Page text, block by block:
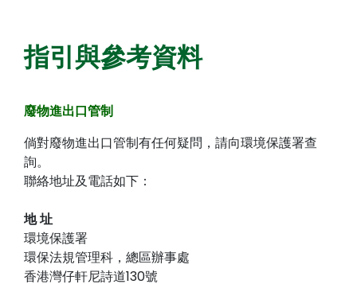
指引與參考資料
廢物進出口管制
倘對廢物進出口管制有任何疑問，請向環境保護署查
詢。
聯絡地址及電話如下：
地 址
環境保護署
環保法規管理科，總區辦事處
香港灣仔軒尼詩道130號